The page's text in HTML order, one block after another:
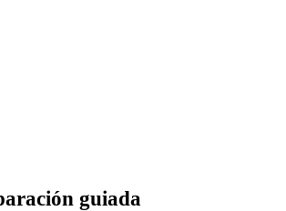
guiada